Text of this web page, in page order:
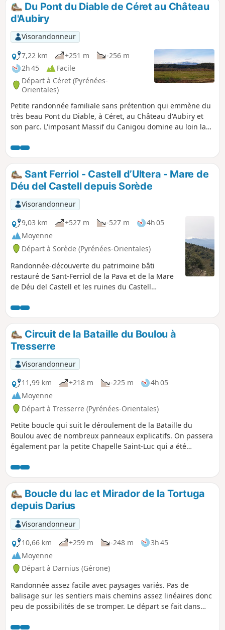
Du Pont du Diable de Céret au Château
d'Aubiry
Visorandonneur
7,22 km
+251 m
-256 m
2h 45
Facile
Départ à Céret (Pyrénées-
Orientales)
Petite randonnée familiale sans prétention qui emmène du
très beau Pont du Diable, à Céret, au Château d'Aubiry et
son parc. L'imposant Massif du Canigou domine au loin la
(fondateur de la marque JOB) pour l'un de ses enfants.
Sant Ferriol - Castell d’Ultera - Mare de
Déu del Castell depuis Sorède
Visorandonneur
9,03 km
+527 m -527 m
4h 05
Moyenne
Départ à Sorède (Pyrénées-Orientales)
Randonnée-découverte du patrimoine bâti
restauré de Sant-Ferriol de la Pava et de la Mare
de Déu del Castell et les ruines du Castell
sur des chemins inconfortables et caillouteux.
L’ascension finale aux ruines du Château d’Ultera
du (4) au (7) est difficile et se fera en absence de
pluie. Une échelle métallique, après le (5),
permet d’accéder aux ruines.
Circuit de la Bataille du Boulou à
Tresserre
Visorandonneur
11,99 km
+218 m -225 m
4h 05
Moyenne
Départ à Tresserre (Pyrénées-Orientales)
Petite boucle qui suit le déroulement de la Bataille du
Boulou avec de nombreux panneaux explicatifs. On passera
également par la petite Chapelle Saint-Luc qui a été
Boucle du lac et Mirador de la Tortuga
depuis Darius
Visorandonneur
10,66 km
+259 m -248 m
3h 45
Moyenne
Départ à Darnius (Gérone)
Randonnée assez facile avec paysages variés. Pas de
balisage sur les sentiers mais chemins assez linéaires donc
peu de possibilités de se tromper. Le départ se fait dans
une Chapelle du XIe malheureusement fermée au public,